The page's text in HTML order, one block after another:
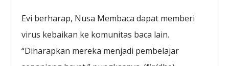
Evi berharap, Nusa Membaca dapat memberi
virus kebaikan ke komunitas baca lain.
“Diharapkan mereka menjadi pembelajar